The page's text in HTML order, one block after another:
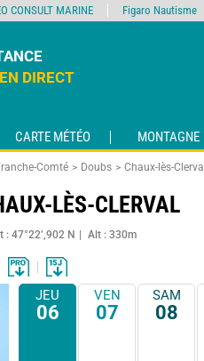
DIRECT
CARTE MÉTÉO MONTAGNE
Comté Doubs Chaux-lès-Clerval
LÈS-CLERVAL
: 47°22’,902 N Alt : 330m
JEU
06
VEN
07
SAM
08
CONSULT MARINE Figaro Nautisme